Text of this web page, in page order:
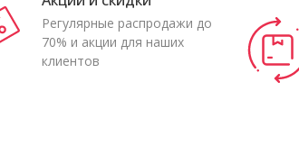
Регулярные распродажи до
70% и акции для наших
клиентов